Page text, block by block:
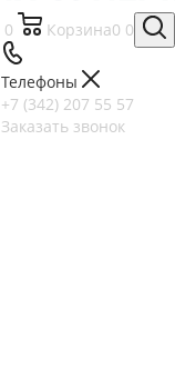
0 Корзина0 0
Телефоны
+7 (342) 207 55 57
Заказать звонок